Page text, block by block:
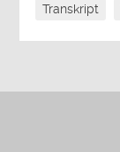
Transkript